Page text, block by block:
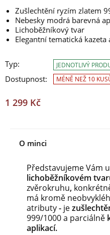
Zušlechtění ryzím zlatem
Nebesky modrá barevná
Lichoběžníkový tvar
Elegantní tematická
Typ:
Dostupnost:
JEDNOTLIVÝ
MÉNĚ NEŽ 10
1 299 Kč
O minci
Představujeme Vám
lichoběžníkovém
zvěrokruhu,
má kromě
atributy- je
999/1000 a parciálně
aplikací.